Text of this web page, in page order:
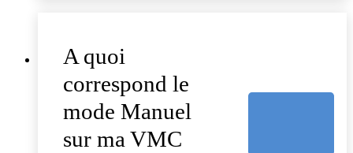
A quoi
correspond le
mode Manuel
sur ma VMC